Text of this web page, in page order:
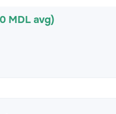
MDL avg)